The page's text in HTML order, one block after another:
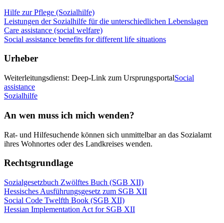
Hilfe zur Pflege (Sozialhilfe)
Leistungen der Sozialhilfe für die unterschiedlichen Lebenslagen
Care assistance (social welfare)
Social assistance benefits for different life situations
Urheber
Weiterleitungsdienst: Deep-Link zum UrsprungsportalSocial
assistance
Sozialhilfe
An wen muss ich mich wenden?
Rat- und Hilfesuchende können sich unmittelbar an das Sozialamt
ihres Wohnortes oder des Landkreises wenden.
Rechtsgrundlage
Sozialgesetzbuch Zwölftes Buch (SGB XII)
Hessisches Ausführungsgesetz zum SGB XII
Social Code Twelfth Book (SGB XII)
Hessian Implementation Act for SGB XII